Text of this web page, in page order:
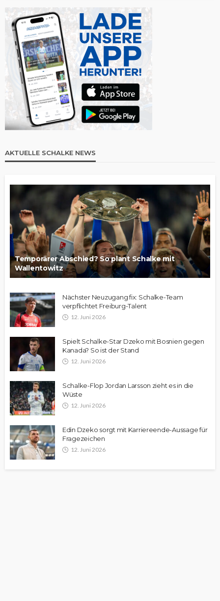
AKTUELLE SCHALKE NEWS
Temporärer Abschied? So plant Schalke mit
Wallentowitz
Nächster Neuzugang fix: Schalke-Team
verpflichtet Freiburg-Talent
12. Juni 2026
Spielt Schalke-Star Dzeko mit Bosnien gegen
Kanada? So ist der Stand
12. Juni 2026
Schalke-Flop Jordan Larsson zieht es in die
Wüste
12. Juni 2026
Edin Dzeko sorgt mit Karriereende-Aussage für
Fragezeichen
12. Juni 2026